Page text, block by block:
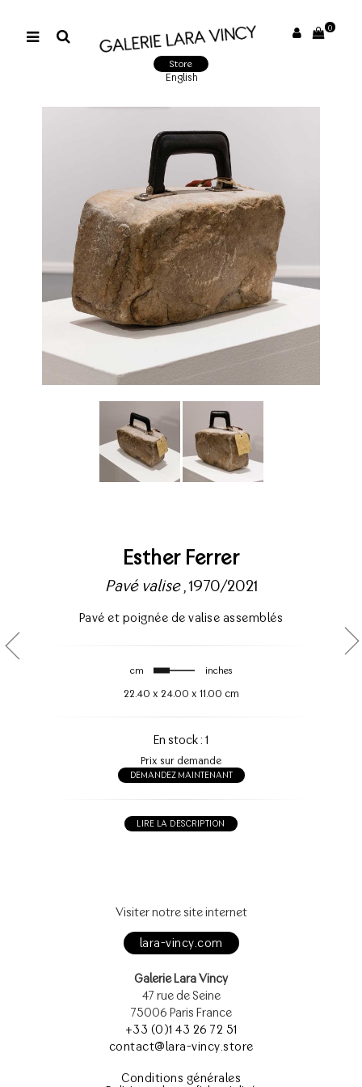
0
Store
English
Esther Ferrer
Pavé valise, 1970/2021
Pavé et poignée de valise assemblés
cm inches
22.40 x 24.00 x 11.00 cm
En stock : 1
Prix sur demande
DEMANDEZ MAINTENANT
LIRE LA DESCRIPTION
Visiter notre site internet
lara-vincy.com
Galerie Lara Vincy
47 rue de Seine
75006 Paris France
+33 (0)1 43 26 72 51
contact@lara-vincy.store
Conditions générales